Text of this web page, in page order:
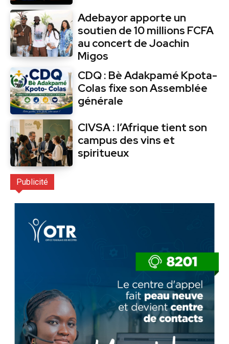
Adebayor apporte un
soutien de 10 millions FCFA
au concert de Joachin
Migos
CDQ : Bè Adakpamé Kpota-
Colas fixe son Assemblée
générale
CIVSA : l’Afrique tient son
campus des vins et
spiritueux
Publicité